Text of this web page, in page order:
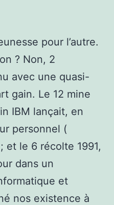
pour l’autre.
? Non, 2
avec une quasi-
gain. Le 12 mine
IBM lançait, en
personnel (
et le 6 récolte 1991,
dans un
et
nos existence à